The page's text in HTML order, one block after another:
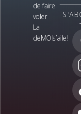
de faire
voler
La
deMOIs’aile!